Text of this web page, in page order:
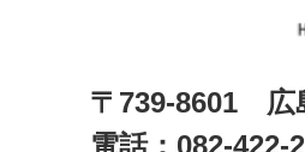
〒739-8601 広